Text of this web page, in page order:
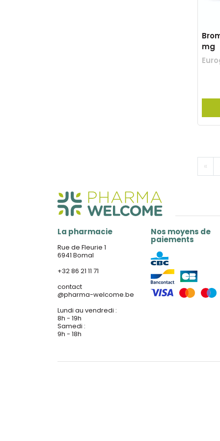
mg
«
La pharmacie
Rue de Fleurie 1
6941 Bomal
+32 86 21 11 71
contact
@pharma-welcome.be
Lundi au vendredi :
8h - 19h
Samedi :
9h - 18h
Nos moyens de
paiements